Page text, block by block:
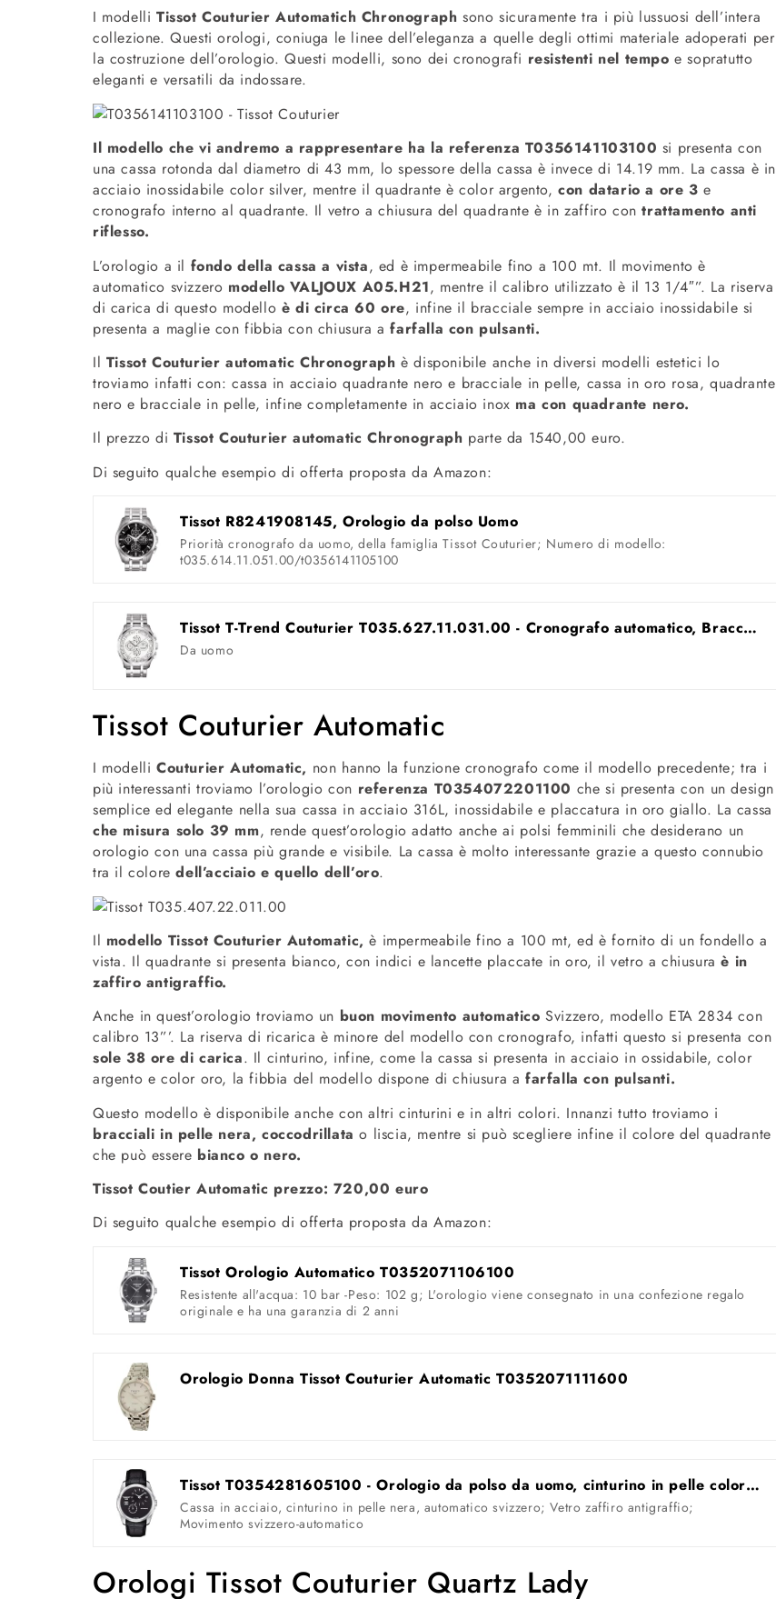
I modelli Tissot Couturier Automatich Chronograph sono sicuramente tra i più lussuosi dell’intera
collezione. Questi orologi, coniuga le linee dell’eleganza a quelle degli ottimi materiale adoperati per
la costruzione dell’orologio. Questi modelli, sono dei cronografi resistenti nel tempo e sopratutto
eleganti e versatili da indossare.
Il modello che vi andremo a rappresentare ha la referenza T0356141103100 si presenta con
una cassa rotonda dal diametro di 43 mm, lo spessore della cassa è invece di 14.19 mm. La cassa è in
acciaio inossidabile color silver, mentre il quadrante è color argento, con datario a ore 3 e
cronografo interno al quadrante. Il vetro a chiusura del quadrante è in zaffiro contrattamento anti
riflesso.
L’orologio a il fondo della cassa a vista, ed è impermeabile fino a 100 mt. Il movimento è
automatico svizzero modello VALJOUX A05.H21, mentre il calibro utilizzato è il 13 1/4″”. La riserva
di carica di questo modello è di circa 60 ore, infine il bracciale sempre in acciaio inossidabile si
presenta a maglie con fibbia con chiusura afarfalla con pulsanti.
Il Tissot Couturier automatic Chronograph è disponibile anche in diversi modelli estetici lo
troviamo infatti con: cassa in acciaio quadrante nero e bracciale in pelle, cassa in oro rosa, quadrante
nero e bracciale in pelle, infine completamente in acciaio inox ma con quadrante nero.
Il prezzo di Tissot Couturier automatic Chronograph parte da 1540,00 euro.
Di seguito qualche esempio di offerta proposta da Amazon:
Tissot R8241908145, Orologio da polso Uomo
Priorità cronografo da uomo, della famiglia Tissot Couturier; Numero di modello:
t035.614.11.051.00/t0356141105100
Tissot T-Trend Couturier T035.627.11.031.00 - Cronografo automatico, Bracciale
Da uomo
Tissot Couturier Automatic
I modelli Couturier Automatic, non hanno la funzione cronografo come il modello precedente; tra i
più interessanti troviamo l’orologio con referenza T0354072201100 che si presenta con un design
semplice ed elegante nella sua cassa in acciaio 316L, inossidabile e placcatura in oro giallo. La cassa
che misura solo 39 mm, rende quest’orologio adatto anche ai polsi femminili che desiderano un
orologio con una cassa più grande e visibile. La cassa è molto interessante grazie a questo connubio
tra il coloredell’acciaio e quello dell’oro.
Il modello Tissot Couturier Automatic, è impermeabile fino a 100 mt, ed è fornito di un fondello a
vista. Il quadrante si presenta bianco, con indici e lancette placcate in oro, il vetro a chiusura è in
zaffiro antigraffio.
Anche in quest’orologio troviamo un buon movimento automatico Svizzero, modello ETA 2834 con
calibro 13”’. La riserva di ricarica è minore del modello con cronografo, infatti questo si presenta con
sole 38 ore di carica. Il cinturino, infine, come la cassa si presenta in acciaio in ossidabile, color
argento e color oro, la fibbia del modello dispone di chiusura a farfalla con pulsanti.
Questo modello è disponibile anche con altri cinturini e in altri colori. Innanzi tutto troviamo i
bracciali in pelle nera, coccodrillata o liscia, mentre si può scegliere infine il colore del quadrante
che può essere bianco o nero.
Tissot Coutier Automatic prezzo: 720,00 euro
Di seguito qualche esempio di offerta proposta da Amazon:
Tissot Orologio Automatico T0352071106100
Resistente all'acqua: 10 bar -Peso: 102 g; L'orologio viene consegnato in una confezione regalo
originale e ha una garanzia di 2 anni
Orologio Donna Tissot Couturier Automatic T0352071111600
Tissot T0354281605100 - Orologio da polso da uomo, cinturino in pelle colore nero
Cassa in acciaio, cinturino in pelle nera, automatico svizzero; Vetro zaffiro antigraffio;
Movimento svizzero-automatico
Orologi Tissot Couturier Quartz Lady